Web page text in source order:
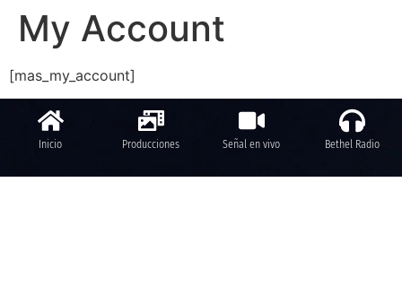
My Account
[mas_my_account]
Inicio Producciones Señal en vivo Bethel Radio